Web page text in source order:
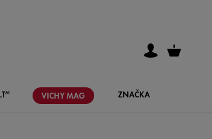
AI VICHY MAG ZNAČKA